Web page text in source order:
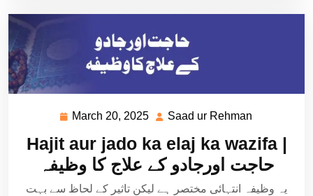
March 20, 2025 March
2025
Saad ur Rehman
Rehman
Hajit aur jado ka elaj ka wazifa |
حاجت اورجادو کے علاج کا وظیفہ
یہ وظیفہ انتہائی مختصر ہے لیکن تاثیر کے لحاظ سے بہت